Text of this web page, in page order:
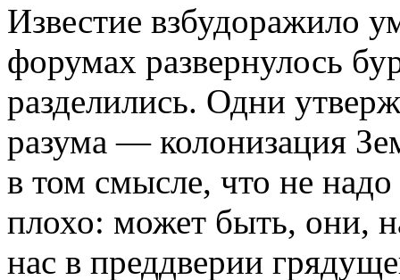
Известие взбудоражило
форумах развернулось
разделились. Одни
разума — колонизация
в том смысле, что не
плохо: может быть, они,
нас в преддверии